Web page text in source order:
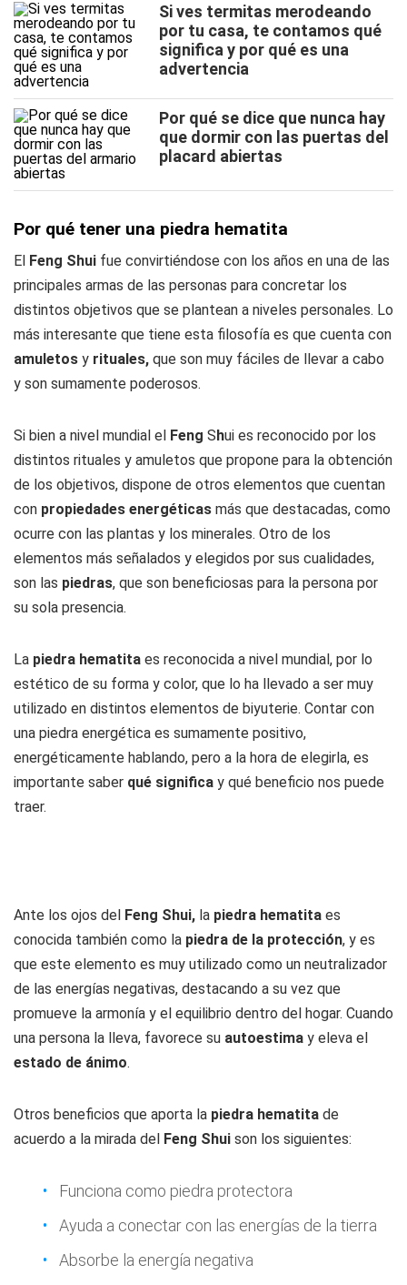
Si ves termitas merodeando
por tu casa, te contamos qué
significa y por qué es una
advertencia
Por qué se dice que nunca hay
que dormir con las puertas del
placard abiertas
Por qué tener una piedra hematita
El Feng Shui fue convirtiéndose con los años en una de las
principales armas de las personas para concretar los
distintos objetivos que se plantean a niveles personales. Lo
más interesante que tiene esta filosofía es que cuenta con
amuletos y rituales, que son muy fáciles de llevar a cabo
y son sumamente poderosos.
Si bien a nivel mundial el Feng Shui es reconocido por los
distintos rituales y amuletos que propone para la obtención
de los objetivos, dispone de otros elementos que cuentan
con propiedades energéticas más que destacadas, como
ocurre con las plantas y los minerales. Otro de los
elementos más señalados y elegidos por sus cualidades,
son las piedras, que son beneficiosas para la persona por
su sola presencia.
La piedra hematita es reconocida a nivel mundial, por lo
estético de su forma y color, que lo ha llevado a ser muy
utilizado en distintos elementos de biyuterie. Contar con
una piedra energética es sumamente positivo,
energéticamente hablando, pero a la hora de elegirla, es
importante saber qué significa y qué beneficio nos puede
traer.
Ante los ojos del Feng Shui, la piedra hematita es
conocida también como la piedra de la protección, y es
que este elemento es muy utilizado como un neutralizador
de las energías negativas, destacando a su vez que
promueve la armonía y el equilibrio dentro del hogar. Cuando
una persona la lleva, favorece su autoestima y eleva el
estado de ánimo.
Otros beneficios que aporta la piedra hematita de
acuerdo a la mirada del Feng Shui son los siguientes:
Funciona como piedra protectora
Ayuda a conectar con las energías de la tierra
Absorbe la energía negativa